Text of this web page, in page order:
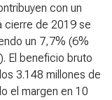
con un
cierre de 2019 se
un 7,7% (6%
El beneficio bruto
3.148 millones de
el margen en 10